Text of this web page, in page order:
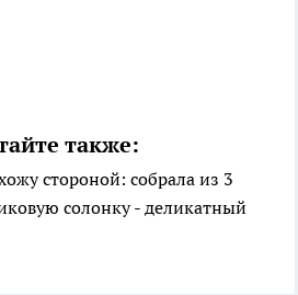
также:
стороной: собрала из 3
солонку - деликатный